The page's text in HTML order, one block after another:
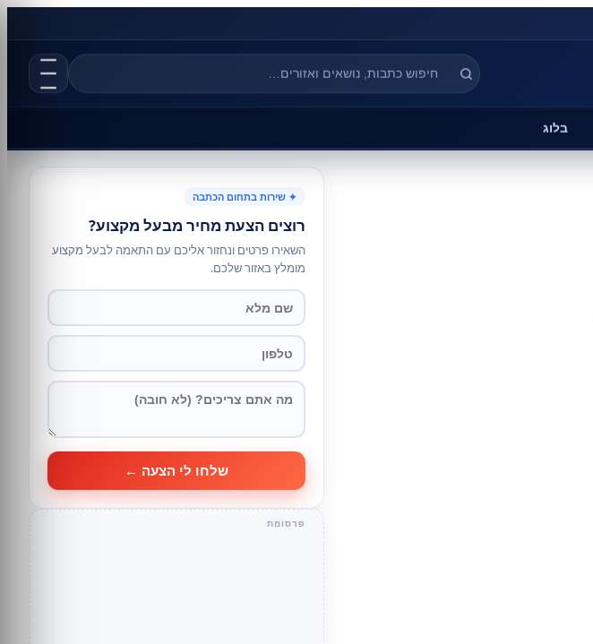
בלוג
✦ שירות בתחום הכתבה
רוצים הצעת מחיר מבעל מקצוע?
השאירו פרטים ונחזור אליכם עם התאמה לבעל מקצוע
מומלץ באזור שלכם.
שלחו לי הצעה ←